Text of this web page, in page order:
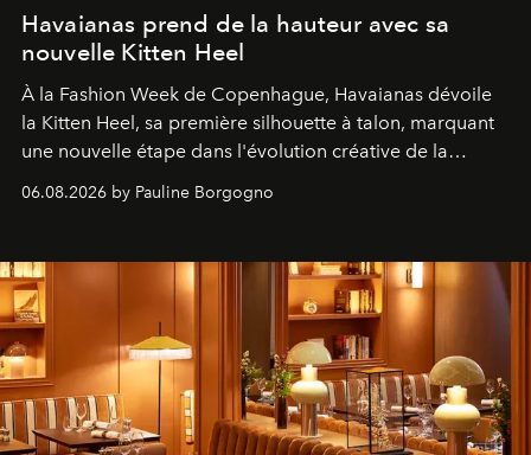
Havaianas prend de la hauteur avec sa
nouvelle Kitten Heel
À la Fashion Week de Copenhague, Havaianas dévoile
la Kitten Heel, sa première silhouette à talon, marquant
une nouvelle étape dans l'évolution créative de la
06.08.2026 by Pauline Borgogno